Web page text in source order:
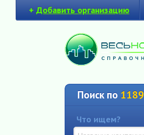
+ Добавить организацию
Поиск по 1189
Что ищем?